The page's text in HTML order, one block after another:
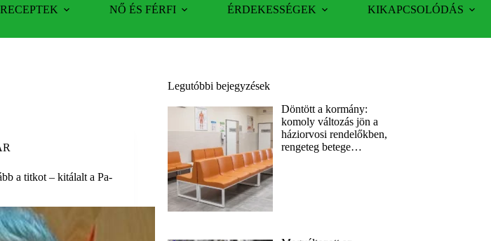
RECEPTEK NŐ ÉS FÉRFI ÉRDEKESSÉGEK KIKAPCSOLÓDÁS
a titkot – kitálalt a Pa-
Legutóbbi bejegyzések
Döntött a kormány:
komoly változás jön a
háziorvosi rendelőkben,
rengeteg betege…